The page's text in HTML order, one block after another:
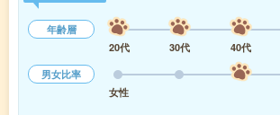
年齢層
20代
30代 40代
男女比率
女性